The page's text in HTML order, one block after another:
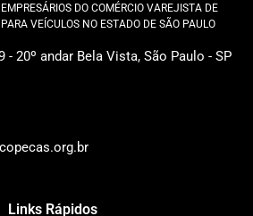
DO COMÉRCIO VAREJISTA DE
VEÍCULOS NO ESTADO DE SÃO PAULO
- 20º andar Bela Vista, São Paulo - SP
Links Rápidos